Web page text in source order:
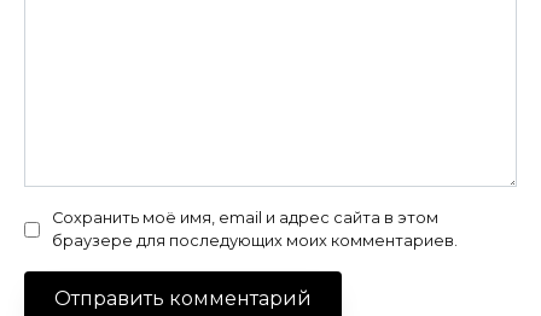
Сохранить моё имя, email и адрес сайта в этом
браузере для последующих моих комментариев.